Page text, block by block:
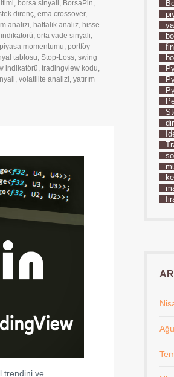
, borsa sinyali, BorsaPin,
direnç, ema crossover,
analizi, haftalık analiz, hisse
, orta vade sinyali,
piyasa momentumu, portföy
tablosu, Stop-Loss, swing
indikatörü, tradingview kodu,
, volatilite analizi, yatırım
trendini ve